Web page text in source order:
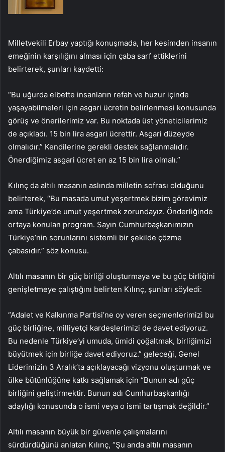
Milletvekili Erbay yaptığı konuşmada, her kesimden insanın
emeğinin karşılığını alması için çaba sarf ettiklerini
belirterek, şunları kaydetti:
“Bu uğurda elbette insanların refah ve huzur içinde
yaşayabilmeleri için asgari ücretin belirlenmesi konusunda
görüş ve önerilerimiz var. Bu noktada üst yöneticilerimiz
de açıkladı. 15 bin lira asgari ücrettir. Asgari düzeyde
olmalıdır.” Kendilerine gerekli destek sağlanmalıdır.
Önerdiğimiz asgari ücret en az 15 bin lira olmalı.”
Kılınç da altılı masanın aslında milletin sofrası olduğunu
belirterek, “Bu masada umut yeşertmek bizim görevimiz
ama Türkiye’de umut yeşertmek zorundayız. Önderliğinde
ortaya konulan program. Sayın Cumhurbaşkanımızın
Türkiye’nin sorunlarını sistemli bir şekilde çözme
çabasıdır.” söz konusu.
Altılı masanın bir güç birliği oluşturmaya ve bu güç birliğini
genişletmeye çalıştığını belirten Kılınç, şunları söyledi:
“Adalet ve Kalkınma Partisi’ne oy veren seçmenlerimizi bu
güç birliğine, milliyetçi kardeşlerimizi de davet ediyoruz.
Bu nedenle Türkiye’yi umuda, ümidi çoğaltmak, birliğimizi
büyütmek için birliğe davet ediyoruz.” geleceği, Genel
Liderimizin 3 Aralık’ta açıklayacağı vizyonu oluşturmak ve
ülke bütünlüğüne katkı sağlamak için “Bunun adı güç
birliğini geliştirmektir. Bunun adı Cumhurbaşkanlığı
adaylığı konusunda o ismi veya o ismi tartışmak değildir.”
Altılı masanın büyük bir güvenle çalışmalarını
sürdürdüğünü anlatan Kılınç, “Şu anda altılı masanın